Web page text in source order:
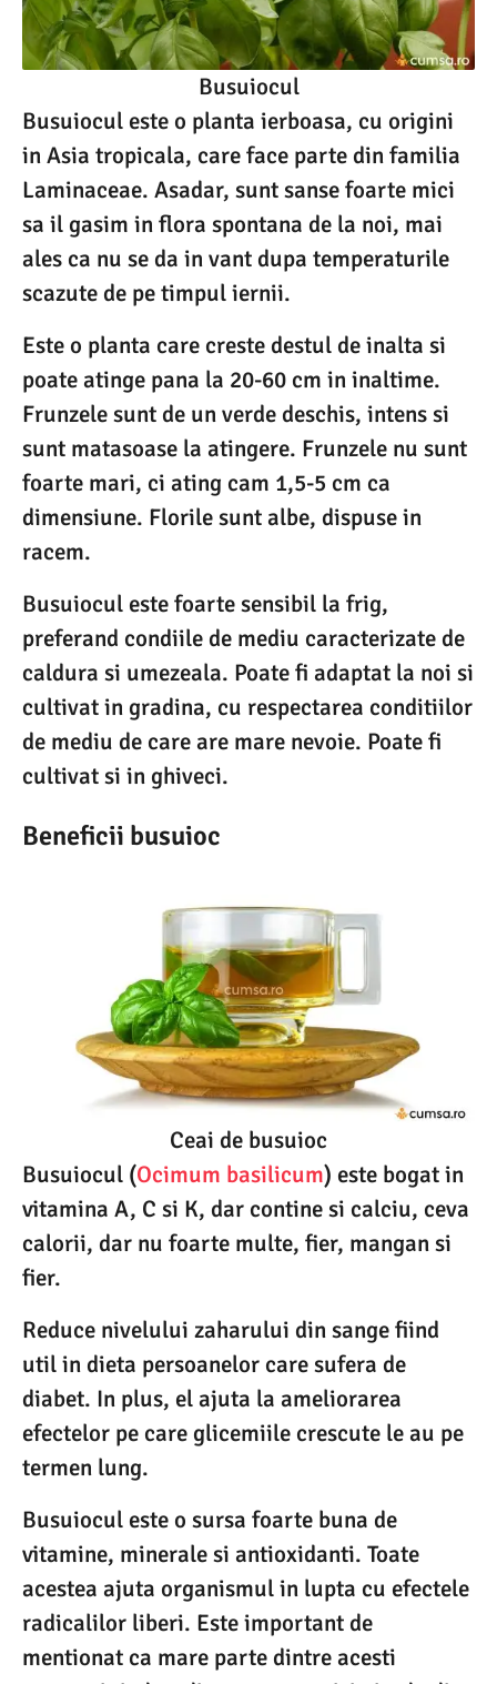
Busuiocul
Busuiocul este o planta ierboasa, cu origini
in Asia tropicala, care face parte din familia
Laminaceae. Asadar, sunt sanse foarte mici
sa il gasim in flora spontana de la noi, mai
ales ca nu se da in vant dupa temperaturile
scazute de pe timpul iernii.
Este o planta care creste destul de inalta si
poate atinge pana la 20-60 cm in inaltime.
Frunzele sunt de un verde deschis, intens si
sunt matasoase la atingere. Frunzele nu sunt
foarte mari, ci ating cam 1,5-5 cm ca
dimensiune. Florile sunt albe, dispuse in
racem.
Busuiocul este foarte sensibil la frig,
preferand condiile de mediu caracterizate de
caldura si umezeala. Poate fi adaptat la noi si
cultivat in gradina, cu respectarea conditiilor
de mediu de care are mare nevoie. Poate fi
cultivat si in ghiveci.
Beneficii busuioc
Ceai de busuioc
Busuiocul (Ocimum basilicum) este bogat in
vitamina A, C si K, dar contine si calciu, ceva
calorii, dar nu foarte multe, fier, mangan si
fier.
Reduce nivelului zaharului din sange fiind
util in dieta persoanelor care sufera de
diabet. In plus, el ajuta la ameliorarea
efectelor pe care glicemiile crescute le au pe
termen lung.
Busuiocul este o sursa foarte buna de
vitamine, minerale si antioxidanti. Toate
acestea ajuta organismul in lupta cu efectele
radicalilor liberi. Este important de
mentionat ca mare parte dintre acesti